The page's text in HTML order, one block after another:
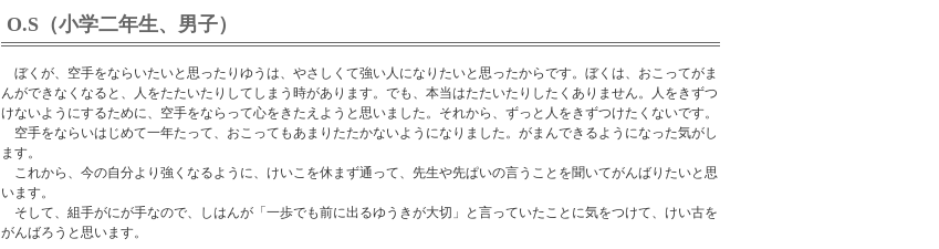
O.S（小学二年生、男子）
ぼくが、空手をならいたいと思ったりゆうは、やさしくて強い人になりたいと思ったからです。ぼくは、おこってがま
んができなくなると、人をたたいたりしてしまう時があります。でも、本当はたたいたりしたくありません。人をきずつ
けないようにするために、空手をならって心をきたえようと思いました。それから、ずっと人をきずつけたくないです。
空手をならいはじめて一年たって、おこってもあまりたたかないようになりました。がまんできるようになった気がし
ます。
これから、今の自分より強くなるように、けいこを休まず通って、先生や先ぱいの言うことを聞いてがんばりたいと思
います。
そして、組手がにが手なので、しはんが「一歩でも前に出るゆうきが大切」と言っていたことに気をつけて、けい古を
がんばろうと思います。